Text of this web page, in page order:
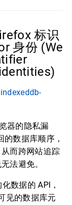
标识
身份 (We
器的隐私漏
数据库顺序，
而跨网站追踪
法避免。
数据的 API，
见的数据库元